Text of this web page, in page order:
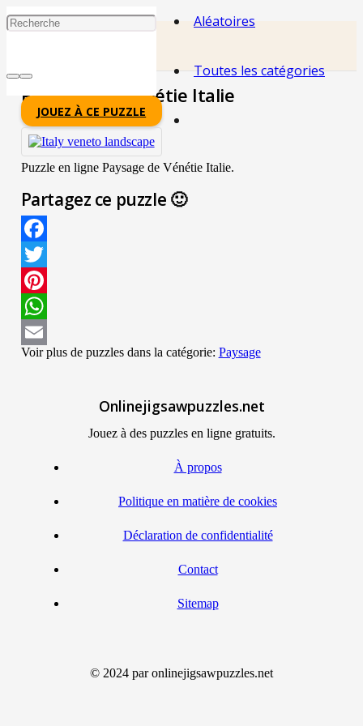
Aléatoires
Toutes les catégories
Paysage De Vénétie Italie
JOUEZ À CE PUZZLE
Puzzle en ligne Paysage de Vénétie Italie.
Partagez ce puzzle 🙂
Facebook
Twitter
Pinterest
WhatsApp
Email
Voir plus de puzzles dans la catégorie: Paysage
Onlinejigsawpuzzles.net
Jouez à des puzzles en ligne gratuits.
À propos
Politique en matière de cookies
Déclaration de confidentialité
Contact
Sitemap
© 2024 par onlinejigsawpuzzles.net